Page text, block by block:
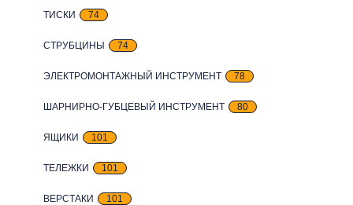
ТИСКИ 74
СТРУБЦИНЫ 74
ЭЛЕКТРОМОНТАЖНЫЙ ИНСТРУМЕНТ 78
ШАРНИРНО-ГУБЦЕВЫЙ ИНСТРУМЕНТ 80
ЯЩИКИ 101
ТЕЛЕЖКИ 101
ВЕРСТАКИ 101